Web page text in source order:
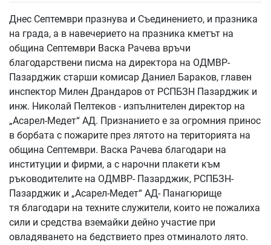
Днес Септември празнува и Съединението, и празника
на града, а в навечерието на празника кметът на
община Септември Васка Рачева връчи
благодарствени писма на директора на ОДМВР-
Пазарджик старши комисар Даниел Бараков, главен
инспектор Милен Драндаров от РСПБЗН Пазарджик и
инж. Николай Пелтеков - изпълнителен директор на
„Асарел-Медет“ АД. Признанието е за огромния принос
в борбата с пожарите през лятото на територията на
община Септември. Васка Рачева благодари на
институции и фирми, а с нарочни плакети към
ръководителите на ОДМВР- Пазарджик, РСПБЗН-
Пазарджик и „Асарел-Медет“ АД- Панагюрище
тя благодари на техните служители, които не пожалиха
сили и средства вземайки дейно участие при
овладяването на бедствието през отминалото лято.